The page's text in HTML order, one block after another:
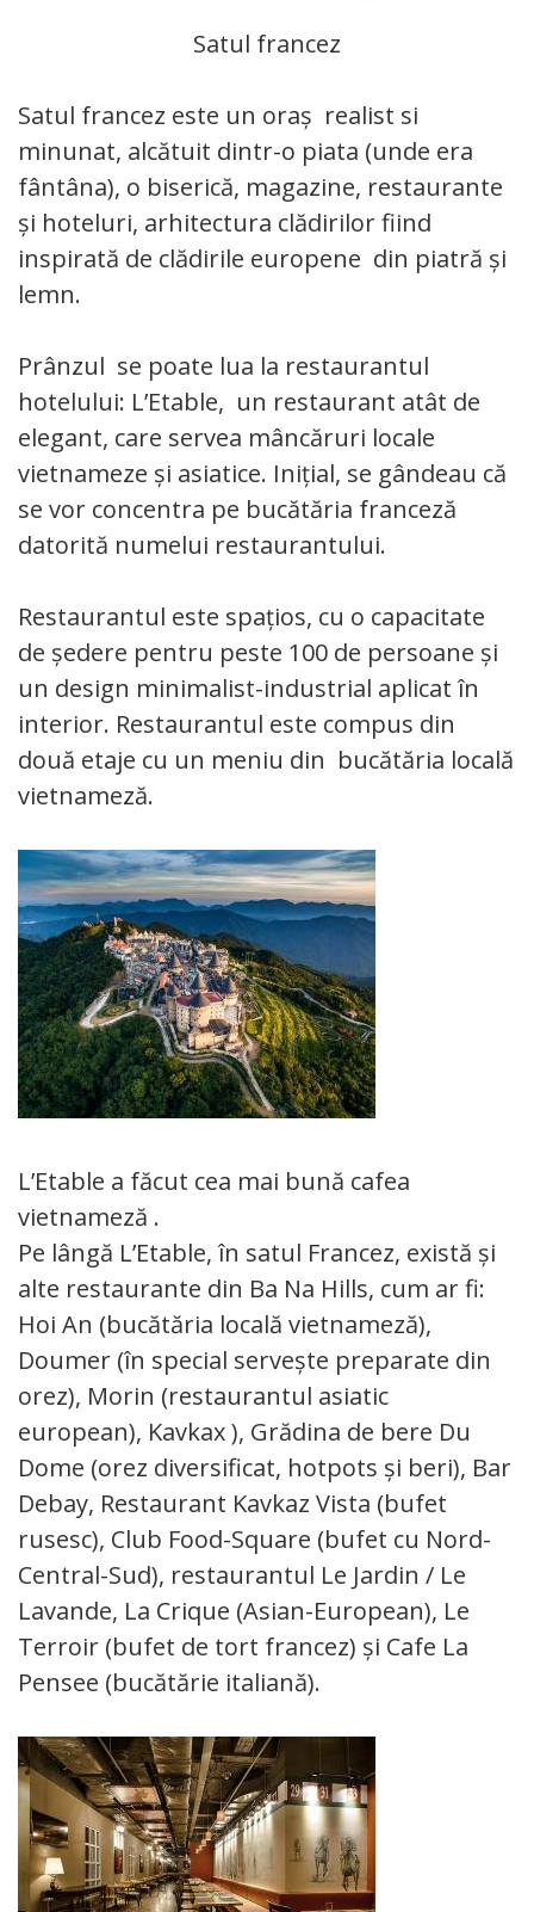
Satul francez
Satul francez este un oraș realist si
minunat, alcătuit dintr-o piata (unde era
fântâna), o biserică, magazine, restaurante
și hoteluri, arhitectura clădirilor fiind
inspirată de clădirile europene din piatră și
lemn.
Prânzul se poate lua la restaurantul
hotelului: L’Etable, un restaurant atât de
elegant, care servea mâncăruri locale
vietnameze și asiatice. Inițial, se gândeau că
se vor concentra pe bucătăria franceză
datorită numelui restaurantului.
Restaurantul este spațios, cu o capacitate
de ședere pentru peste 100 de persoane și
un design minimalist-industrial aplicat în
interior. Restaurantul este compus din
două etaje cu un meniu din bucătăria locală
vietnameză.
L’Etable a făcut cea mai bună cafea
vietnameză .
Pe lângă L’Etable, în satul Francez, există și
alte restaurante din Ba Na Hills, cum ar fi:
Hoi An (bucătăria locală vietnameză),
Doumer (în special servește preparate din
orez), Morin (restaurantul asiatic
european), Kavkax ), Grădina de bere Du
Dome (orez diversificat, hotpots și beri), Bar
Debay, Restaurant Kavkaz Vista (bufet
rusesc), Club Food-Square (bufet cu Nord-
Central-Sud), restaurantul Le Jardin / Le
Lavande, La Crique (Asian-European), Le
Terroir (bufet de tort francez) și Cafe La
Pensee (bucătărie italiană).